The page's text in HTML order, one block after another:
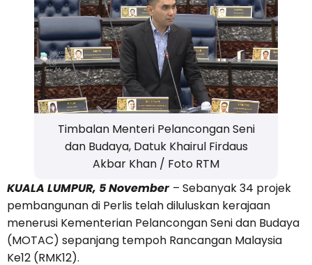
Timbalan Menteri Pelancongan Seni
dan Budaya, Datuk Khairul Firdaus
Akbar Khan / Foto RTM
KUALA LUMPUR, 5 November – Sebanyak 34 projek
pembangunan di Perlis telah diluluskan kerajaan
menerusi Kementerian Pelancongan Seni dan Budaya
(MOTAC) sepanjang tempoh Rancangan Malaysia
Ke12 (RMK12).